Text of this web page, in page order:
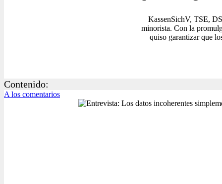
KassenSichV, TSE,
minorista. Con la
quiso garantizar que
Contenido:
A los comentarios